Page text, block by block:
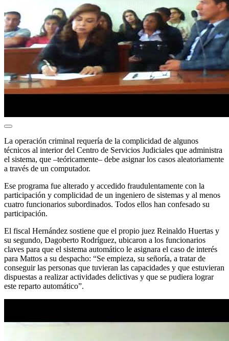
La operación criminal requería de la complicidad de algunos
técnicos al interior del Centro de Servicios Judiciales que administra
el sistema, que –teóricamente– debe asignar los casos aleatoriamente
a través de un computador.
Ese programa fue alterado y accedido fraudulentamente con la
participación y complicidad de un ingeniero de sistemas y al menos
cuatro funcionarios subordinados. Todos ellos han confesado su
participación.
El fiscal Hernández sostiene que el propio juez Reinaldo Huertas y
su segundo, Dagoberto Rodríguez, ubicaron a los funcionarios
claves para que el sistema automático le asignara el caso de interés
para Mattos a su despacho: “Se empieza, su señoría, a tratar de
conseguir las personas que tuvieran las capacidades y que estuvieran
dispuestas a realizar actividades delictivas y que se pudiera lograr
este reparto automático”.